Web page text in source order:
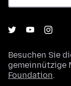
Besuchen Sie
gemeinnützige
Foundation.